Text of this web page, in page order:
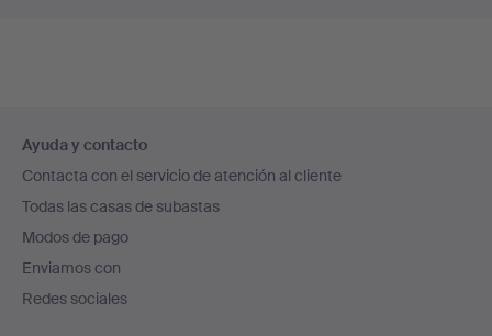
en
el
pie
de
página
Ayuda y contacto
Contacta con el servicio de atención al cliente
Todas las casas de subastas
Modos de pago
Enviamos con
Redes sociales